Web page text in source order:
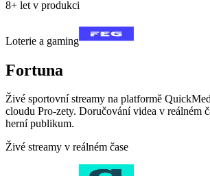
8+ let v produkci
Loterie a gaming
Fortuna
Živé sportovní streamy na platformě
cloudu Pro-zety. Doručování videa v reálném
herní publikum.
Živé streamy v reálném čase